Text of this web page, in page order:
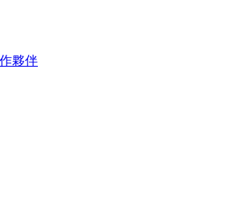
夥伴